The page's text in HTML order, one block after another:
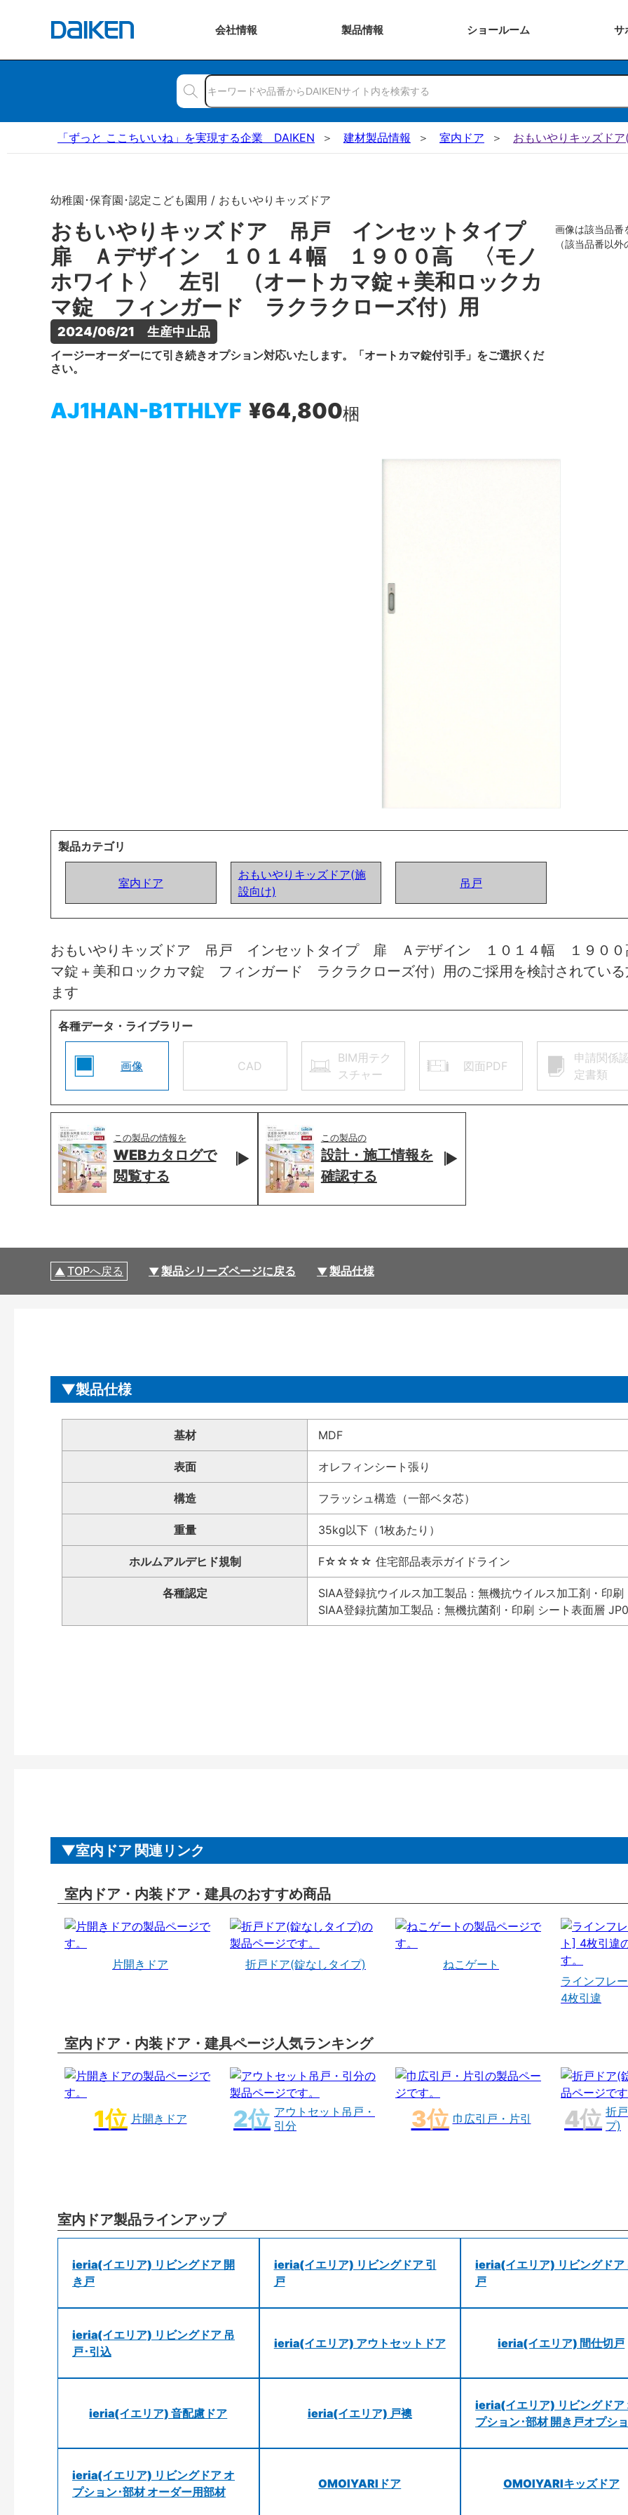
会社情報 製品情報 ショールーム サ
「ずっと ここちいいね」を実現する企業 DAIKEN 建材製品情報 室内ドア おもいやりキッズド
幼稚園･保育園･認定こども園用 / おもいやりキッズドア
おもいやりキッズドア 吊戸 インセットタイプ
扉 Ａデザイン １０１４幅 １９００高 〈モノ
ホワイト〉 左引 （オートカマ錠＋美和ロックカ
マ錠 フィンガード ラクラクローズ付）用
2024/06/21　生産中止品
イージーオーダーにて引き続きオプション対応いたします。「オートカマ錠付引手」をご選択くだ
さい。
AJ1HAN-B1THLYF ¥64,800梱
画像は該当品番
（該当品番以
製品カテゴリ
室内ドア
おもいやりキッズドア(施
設向け)
吊戸
おもいやりキッズドア 吊戸 インセットタイプ 扉 Ａデザイン １０１４幅 １９０
マ錠＋美和ロックカマ錠 フィンガード ラクラクローズ付）用のご採用を検討されている
ます
各種データ・ライブラリー
画像 CAD
BIM用テク
スチャー
図面PDF
申請関係
定書類
この製品の情報を
WEBカタログで
閲覧する
この製品の
設計・施工情報を
確認する
TOPへ戻る 製品シリーズページに戻る 製品仕様
製品仕様
基材 MDF
表面 オレフィンシート張り
構造 フラッシュ構造（一部ベタ芯）
重量 35kg以下（1枚あたり）
ホルムアルデヒド規制 F☆☆☆☆ 住宅部品表示ガイドライン
各種認定
SIAA登録抗ウイルス加工製品：無機抗ウイルス加工剤・印
SIAA登録抗菌加工製品：無機抗菌剤・印刷 シート表面層
室内ドア 関連リンク
室内ドア・内装ドア・建具のおすすめ商品
片開きドア 折戸ドア(錠なしタイプ)
ねこゲート
ラインフレ
4枚引違
室内ドア・内装ドア・建具ページ人気ランキング
片開きドア
アウトセット吊戸・
引分
巾広引戸・片引
折
プ)
室内ドア製品ラインアップ
ieria(イエリア) リビングドア 開
き戸
ieria(イエリア) リビングドア 引
戸
ieria(イエリア) リビングドア
戸
ieria(イエリア) リビングドア 吊
戸･引込
ieria(イエリア) アウトセットドア ieria(イエリア) 間仕切戸
ieria(イエリア) 音配慮ドア ieria(イエリア) 戸襖
ieria(イエリア) リビングドア
プション･部材 開き戸オプシ
ieria(イエリア) リビングドア オ
プション･部材 オーダー用部材
OMOIYARIドア OMOIYARIキッズドア